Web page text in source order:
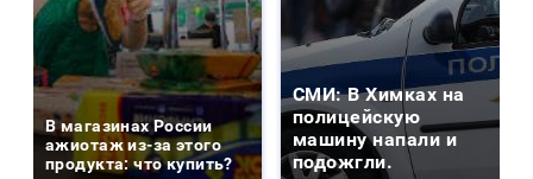
В магазинах России
ажиотаж из-за этого
продукта: что купить?
СМИ: В Химках на
полицейскую
машину напали и
подожгли.